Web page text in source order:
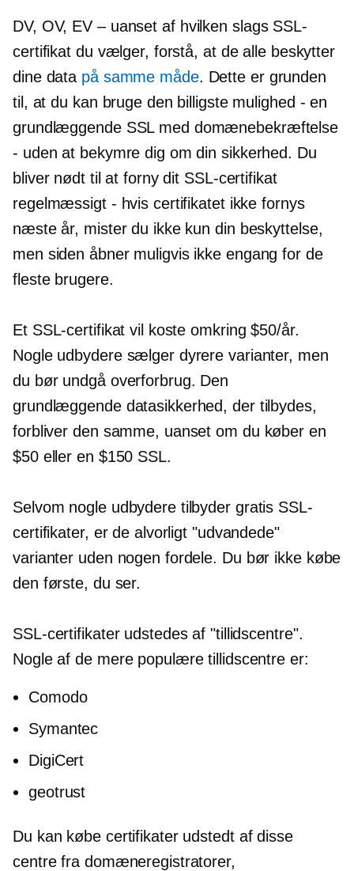
DV, OV, EV – uanset af hvilken slags SSL-
certifikat du vælger, forstå, at de alle beskytter
dine data på samme måde. Dette er grunden
til, at du kan bruge den billigste mulighed - en
grundlæggende SSL med domænebekræftelse
- uden at bekymre dig om din sikkerhed. Du
bliver nødt til at forny dit SSL-certifikat
regelmæssigt - hvis certifikatet ikke fornys
næste år, mister du ikke kun din beskyttelse,
men siden åbner muligvis ikke engang for de
fleste brugere.
Et SSL-certifikat vil koste omkring $50/år.
Nogle udbydere sælger dyrere varianter, men
du bør undgå overforbrug. Den
grundlæggende datasikkerhed, der tilbydes,
forbliver den samme, uanset om du køber en
$50 eller en $150 SSL.
Selvom nogle udbydere tilbyder gratis SSL-
certifikater, er de alvorligt "udvandede"
varianter uden nogen fordele. Du bør ikke købe
den første, du ser.
SSL-certifikater udstedes af "tillidscentre".
Nogle af de mere populære tillidscentre er:
Comodo
Symantec
DigiCert
geotrust
Du kan købe certifikater udstedt af disse
centre fra domæneregistratorer,